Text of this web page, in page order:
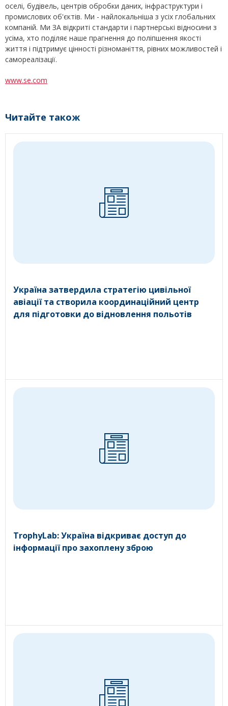
оселі, будівель, центрів обробки даних, інфраструктури і
промислових об'єктів. Ми - найлокальніша з усіх глобальних
компаній. Ми ЗА відкриті стандарти і партнерські відносини з
усіма, хто поділяє наше прагнення до поліпшення якості
життя і підтримує цінності різноманіття, рівних можливостей і
самореалізації.
www.se.com
Читайте також
Україна затвердила стратегію цивільної
авіації та створила координаційний центр
для підготовки до відновлення польотів
TrophyLab: Україна відкриває доступ до
інформації про захоплену зброю